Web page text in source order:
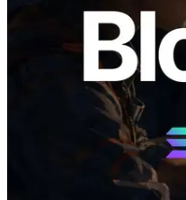
Lesen Sie diesen Artikel